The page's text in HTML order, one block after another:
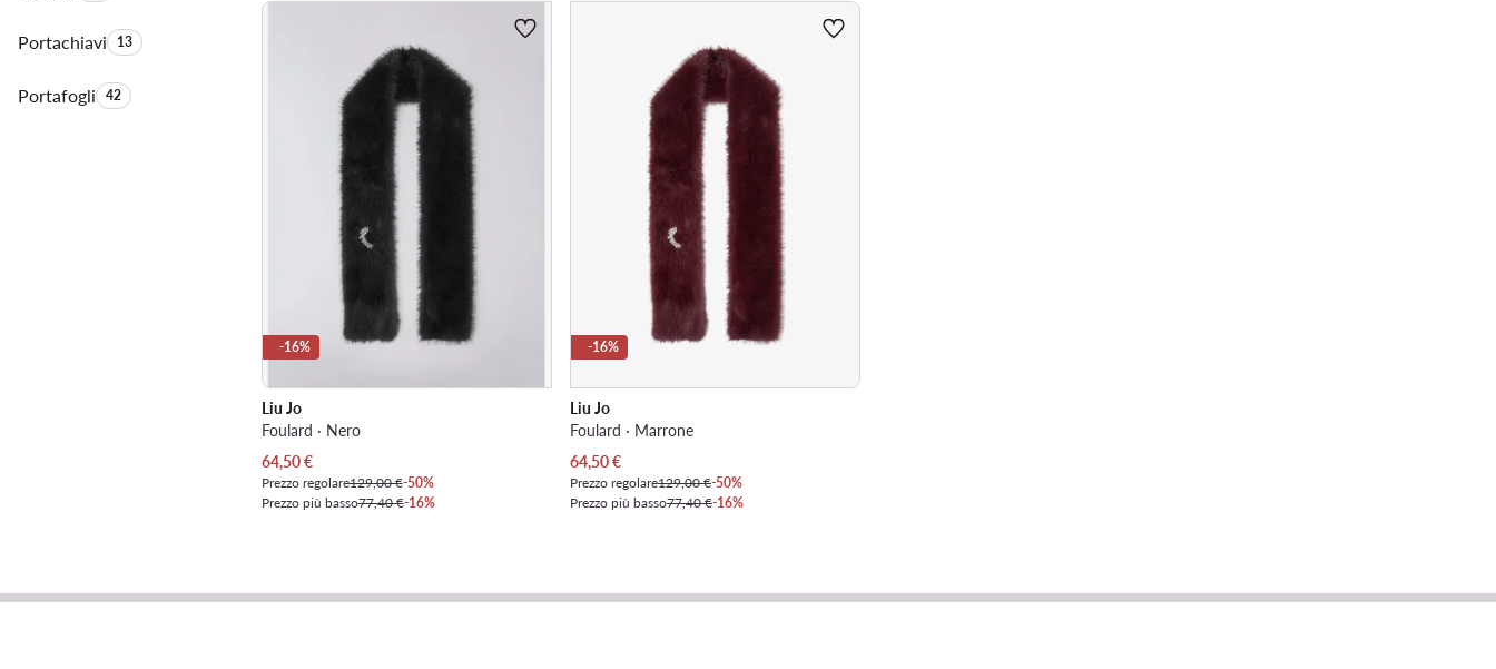
PortachiaviQuantità di prodotti:
13
PortafogliQuantità di prodotti:
42
-16%
Liu Jo
Foulard · Nero
Prezzo attuale
64,50€
Prezzo regolare129,00 €-50%
Prezzo più basso77,40 €-16%
-16%
Liu Jo
Foulard · Marrone
Prezzo attuale
64,50€
Prezzo regolare129,00 €-50%
Prezzo più basso77,40 €-16%